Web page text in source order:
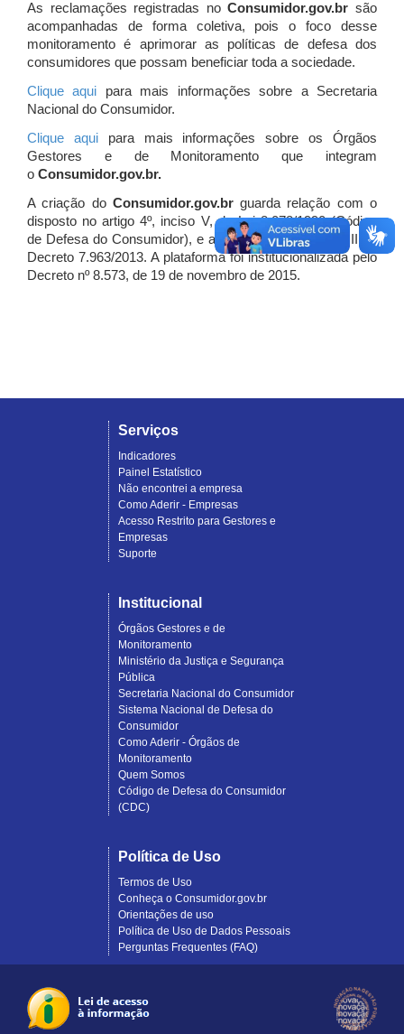
As reclamações registradas noConsumidor.gov.br são
acompanhadas de forma coletiva, pois o foco desse
monitoramento é aprimorar as políticas de defesa dos
consumidores que possam beneficiar toda a sociedade.
Clique aqui para mais informações sobre a Secretaria
Nacional do Consumidor.
Clique aquipara mais informações sobre os Órgãos
Gestores e de Monitoramento que integram
o Consumidor.gov.br.
A criação do Consumidor.gov.brguarda relação com o
disposto no artigo 4º, inciso V, da Lei 8.078/1990 (Código
de Defesa do Consumidor), e artigo 7º, incisos I, II e III do
Decreto 7.963/2013. A plataforma foi institucionalizada pelo
Decreto nº 8.573, de 19 de novembro de 2015.
Serviços
Indicadores
Painel Estatístico
Não encontrei a empresa
Como Aderir - Empresas
Acesso Restrito para Gestores e
Empresas
Suporte
Institucional
Órgãos Gestores e de
Monitoramento
Ministério da Justiça e Segurança
Pública
Secretaria Nacional do Consumidor
Sistema Nacional de Defesa do
Consumidor
Como Aderir - Órgãos de
Monitoramento
Quem Somos
Código de Defesa do Consumidor
(CDC)
Política de Uso
Termos de Uso
Conheça o Consumidor.gov.br
Orientações de uso
Política de Uso de Dados Pessoais
Perguntas Frequentes (FAQ)